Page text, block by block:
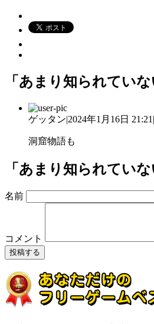
「あまり知られてい
ゲッタン|2024年1月16日 21:21 |
洞窟物語も
「あまり知られてい
名前
コメント